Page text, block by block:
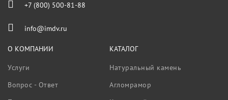
+7 (800) 500-81-88
info@imdv.ru
О КОМПАНИИ
Услуги
Вопрос - Ответ
КАТАЛОГ
Натуральный камень
Агломрамор